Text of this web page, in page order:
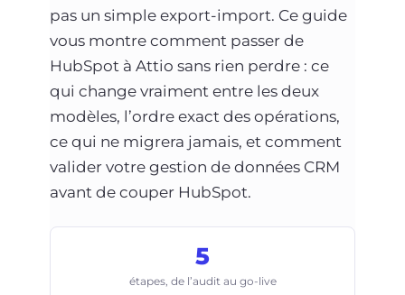
pas un simple export-import. Ce guide
vous montre comment passer de
HubSpot à Attio sans rien perdre : ce
qui change vraiment entre les deux
modèles, l’ordre exact des opérations,
ce qui ne migrera jamais, et comment
valider votre gestion de données CRM
avant de couper HubSpot.
5
étapes, de l’audit au go-live